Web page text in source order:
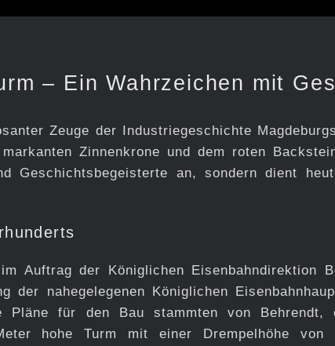
– Ein Wahrzeichen mit
Zeuge der Industriegeschichte
Zinnenkrone und dem roten
Geschichtsbegeisterte an, sondern dient
Auftrag der Königlichen Eisenbahndirektion
der nahegelegenen Königlichen
Pläne für den Bau stammten von Behrendt,
hohe Turm mit einer Drempelhöhe